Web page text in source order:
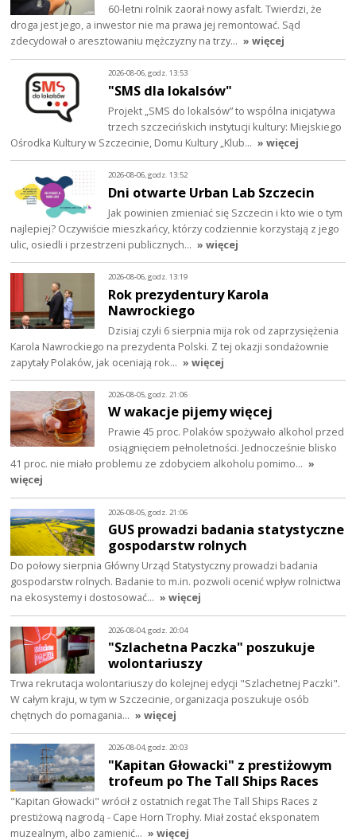
60-letni rolnik zaorał nowy asfalt. Twierdzi, że
droga jest jego, a inwestor nie ma prawa jej remontować. Sąd
zdecydował o aresztowaniu mężczyzny na trzy… » więcej
2026-08-06, godz. 13:53
"SMS dla lokalsów"
Projekt „SMS do lokalsów” to wspólna inicjatywa
trzech szczecińskich instytucji kultury: Miejskiego
Ośrodka Kultury w Szczecinie, Domu Kultury „Klub… » więcej
2026-08-06, godz. 13:52
Dni otwarte Urban Lab Szczecin
Jak powinien zmieniać się Szczecin i kto wie o tym
najlepiej? Oczywiście mieszkańcy, którzy codziennie korzystają z jego
ulic, osiedli i przestrzeni publicznych… » więcej
2026-08-06, godz. 13:19
Rok prezydentury Karola
Nawrockiego
Dzisiaj czyli 6 sierpnia mija rok od zaprzysiężenia
Karola Nawrockiego na prezydenta Polski. Z tej okazji sondażownie
zapytały Polaków, jak oceniają rok… » więcej
2026-08-05, godz. 21:06
W wakacje pijemy więcej
Prawie 45 proc. Polaków spożywało alkohol przed
osiągnięciem pełnoletności. Jednocześnie blisko
41 proc. nie miało problemu ze zdobyciem alkoholu pomimo… »
więcej
2026-08-05, godz. 21:06
GUS prowadzi badania statystyczne
gospodarstw rolnych
Do połowy sierpnia Główny Urząd Statystyczny prowadzi badania
gospodarstw rolnych. Badanie to m.in. pozwoli ocenić wpływ rolnictwa
na ekosystemy i dostosować… » więcej
2026-08-04, godz. 20:04
"Szlachetna Paczka" poszukuje
wolontariuszy
Trwa rekrutacja wolontariuszy do kolejnej edycji "Szlachetnej Paczki".
W całym kraju, w tym w Szczecinie, organizacja poszukuje osób
chętnych do pomagania… » więcej
2026-08-04, godz. 20:03
"Kapitan Głowacki" z prestiżowym
trofeum po The Tall Ships Races
"Kapitan Głowacki" wrócił z ostatnich regat The Tall Ships Races z
prestiżową nagrodą - Cape Horn Trophy. Miał zostać eksponatem
muzealnym, albo zamienić… » więcej